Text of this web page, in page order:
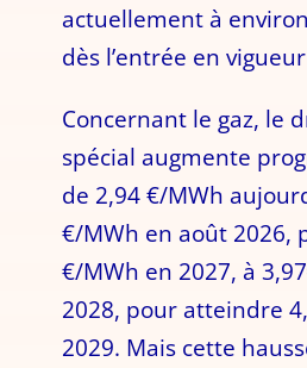
actuellement à
dès l’entrée en
Concernant le gaz, le
spécial augmente
de 2,94 €/MWh
€/MWh en août 2026,
€/MWh en 2027, à
2028, pour atteindre
2029. Mais cette